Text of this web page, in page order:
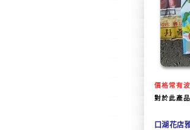
價格常有
對於此產
口湖花店